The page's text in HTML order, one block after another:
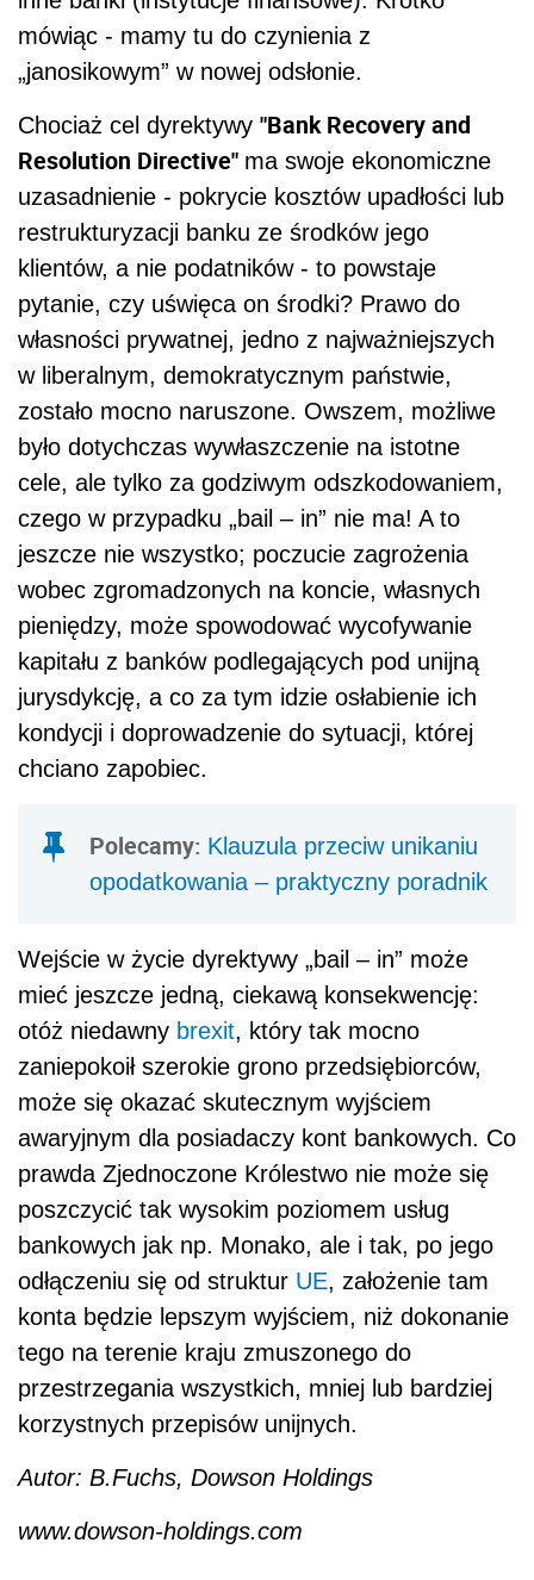
mówiąc - mamy tu do czynienia z
„janosikowym” w nowej odsłonie.
Chociaż cel dyrektywy "Bank Recovery and
Resolution Directive" ma swoje ekonomiczne
uzasadnienie - pokrycie kosztów upadłości lub
restrukturyzacji banku ze środków jego
klientów, a nie podatników - to powstaje
pytanie, czy uświęca on środki? Prawo do
własności prywatnej, jedno z najważniejszych
w liberalnym, demokratycznym państwie,
zostało mocno naruszone. Owszem, możliwe
było dotychczas wywłaszczenie na istotne
cele, ale tylko za godziwym odszkodowaniem,
czego w przypadku „bail – in” nie ma! A to
jeszcze nie wszystko; poczucie zagrożenia
wobec zgromadzonych na koncie, własnych
pieniędzy, może spowodować wycofywanie
kapitału z banków podlegających pod unijną
jurysdykcję, a co za tym idzie osłabienie ich
kondycji i doprowadzenie do sytuacji, której
chciano zapobiec.
Polecamy: Klauzula przeciw unikaniu
opodatkowania – praktyczny poradnik
Wejście w życie dyrektywy „bail – in” może
mieć jeszcze jedną, ciekawą konsekwencję:
otóż niedawny brexit, który tak mocno
zaniepokoił szerokie grono przedsiębiorców,
może się okazać skutecznym wyjściem
awaryjnym dla posiadaczy kont bankowych. Co
prawda Zjednoczone Królestwo nie może się
poszczycić tak wysokim poziomem usług
bankowych jak np. Monako, ale i tak, po jego
odłączeniu się od struktur UE, założenie tam
konta będzie lepszym wyjściem, niż dokonanie
tego na terenie kraju zmuszonego do
przestrzegania wszystkich, mniej lub bardziej
korzystnych przepisów unijnych.
Autor: B.Fuchs, Dowson Holdings
www.dowson-holdings.com